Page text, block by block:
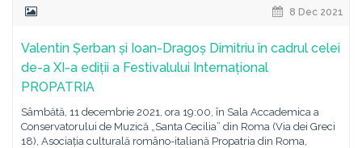
8 Dec 2021
Valentin Șerban și Ioan-Dragoș Dimitriu în cadrul celei
de-a XI-a ediții a Festivalului Internațional
PROPATRIA
Sâmbătă, 11 decembrie 2021, ora 19:00, în Sala Accademica a
Conservatorului de Muzică „Santa Cecilia” din Roma (Via dei Greci
18), Asociația culturală româno-italiană Propatria din Roma,